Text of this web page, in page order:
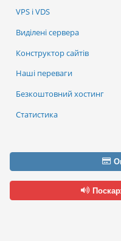
VPS і VDS
Виділені сервера
Конструктор сайтів
Наші переваги
Безкоштовний хостинг
Статистика